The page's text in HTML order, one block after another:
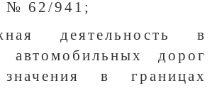
№ 62/941;
деятельность в
автомобильных дорог
в границах